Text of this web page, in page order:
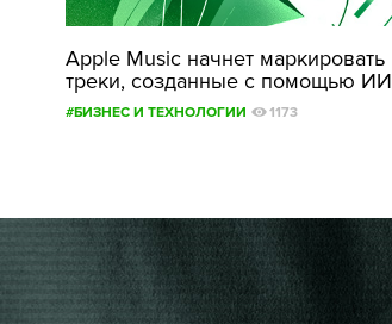
Apple Music начнет маркировать
треки, созданные с помощью ИИ
#БИЗНЕС И ТЕХНОЛОГИИ 1173